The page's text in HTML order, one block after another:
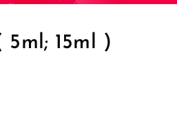
5ml; 15ml )